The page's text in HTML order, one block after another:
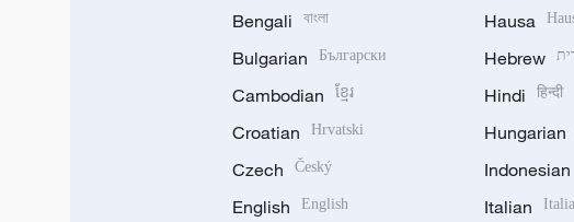
Bengali বাংলা
Bulgarian Български
Cambodian ខ្មែរ
Croatian Hrvatski
Czech Český
English English
Hausa
Hebrew
Hindi हिन्दी
Hungarian
Indonesian
Italian